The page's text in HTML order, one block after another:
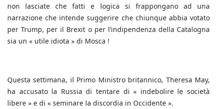
non lasciate che fatti e logica si frappongano ad una
narrazione che intende suggerire che chiunque abbia votato
per Trump, per il Brexit o per l’indipendenza della Catalogna
sia un « utile idiota » di Mosca !
Questa settimana, il Primo Ministro britannico, Theresa May,
ha accusato la Russia di tentare di « indebolire le società
libere » e di « seminare la discordia in Occidente ».